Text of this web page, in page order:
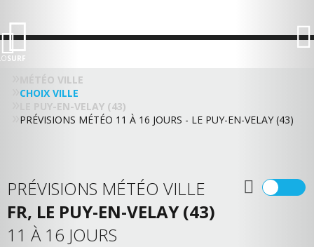
SURF
MÉTÉO VILLE
CHOIX VILLE
LE PUY-EN-VELAY (43)
PRÉVISIONS MÉTÉO 11 À 16 JOURS - LE PUY-EN-VELAY (43)
PRÉVISIONS MÉTÉO VILLE
FR, LE PUY-EN-VELAY (43)
11 À 16 JOURS